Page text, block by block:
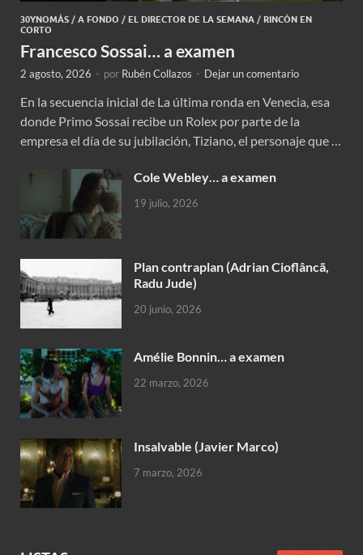
30YNOMÁS / A FONDO / EL DIRECTOR DE LA SEMANA / RINCÓN EN
CORTO
Francesco Sossai… a examen
2 agosto, 2026 - por Rubén Collazos - Dejar un comentario
En la secuencia inicial de La última ronda en Venecia, esa
donde Primo Sossai recibe un Rolex por parte de la
empresa el día de su jubilación, Tiziano, el personaje que …
Cole Webley… a examen
19 julio, 2026
Plan contraplan (Adrian Cioflâncã,
Radu Jude)
20 junio, 2026
Amélie Bonnin… a examen
22 marzo, 2026
Insalvable (Javier Marco)
7 marzo, 2026